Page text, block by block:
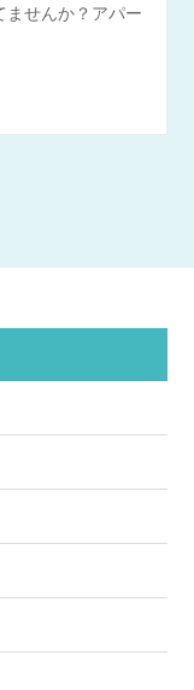
ませんか？アパー